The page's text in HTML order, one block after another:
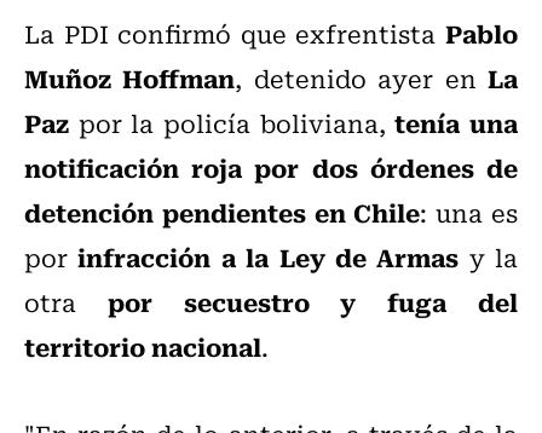
La PDI confirmó que exfrentista Pablo
Muñoz Hoffman, detenido ayer enLa
Paz por la policía boliviana,tenía una
notificación roja por dos órdenes de
detención pendientes en Chile: una es
porinfracción a la Ley de Armas y la
otra por secuestro y fuga del
territorio nacional.